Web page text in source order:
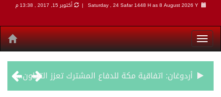
Saturday , 24 Safar 1448 H as8 August 2026 Y | أكتوبر 15, 2017 , 13:38 م
أردوغان: اتفاقية مكة للدفاع المشترك تعزز التعاون الأمني ولا تستهدف أي دولة